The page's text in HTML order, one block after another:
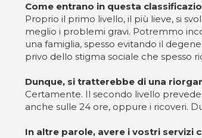
Come entrano in questa
Proprio il primo livello, il più lieve, si
meglio i problemi gravi. Potremmo
una famiglia, spesso evitando il
privo dello stigma sociale che spesso
Dunque, si tratterebbe di una
Certamente. Il secondo livello
anche sulle 24 ore, oppure i ricoveri.
In altre parole, avere i vostri servizi